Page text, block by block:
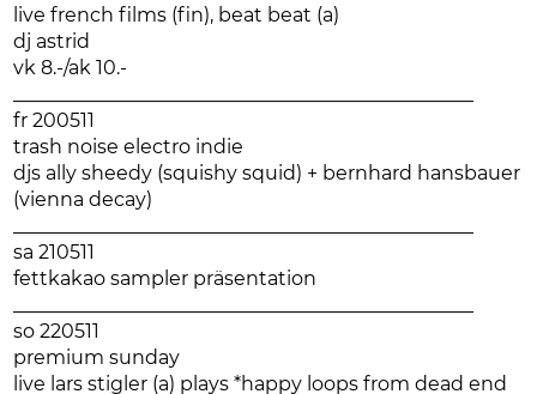
live french films (fin), beat beat (a)
dj astrid
vk 8.-/ak 10.-
fr 200511
trash noise electro indie
djs ally sheedy (squishy squid) + bernhard hansbauer
(vienna decay)
sa 210511
fettkakao sampler präsentation
so 220511
premium sunday
live lars stigler (a) plays *happy loops from dead end